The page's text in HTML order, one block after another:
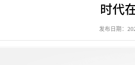
时代
发布日期：